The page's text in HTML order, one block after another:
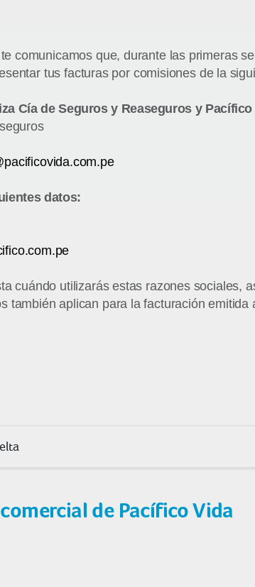
comunicamos que, durante las primeras
tus facturas por comisiones de la
Cía de Seguros y Reaseguros y Pacífico
pacificovida.com.pe
datos:
pe
cuándo utilizarás estas razones sociales,
también aplican para la facturación emitida
de Pacífico Vida